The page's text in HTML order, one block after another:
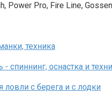
Power Pro, Fire Line,